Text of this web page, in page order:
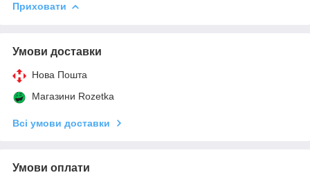
Приховати
Умови доставки
Нова Пошта
Магазини Rozetka
Всі умови доставки
Умови оплати